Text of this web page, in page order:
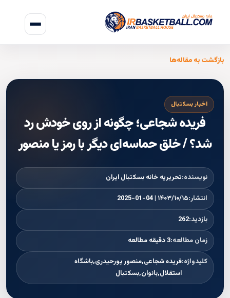
بازگشت به مقاله‌ها
اخبار بسکتبال
فریده شجاعی؛ چگونه از روی خودش رد
شد؟ / خلق حماسه‌ای دیگر با رمز یا منصور
نویسنده:تحریریه خانه بسکتبال ایران
انتشار:۱۴۰۳/۱۰/۱۵ | 2025-01-04
بازدید:262
زمان مطالعه:3 دقیقه مطالعه
کلیدواژه:فریده شجاعی,منصور پورحیدری,باشگاه
استقلال,بانوان,بسکتبال